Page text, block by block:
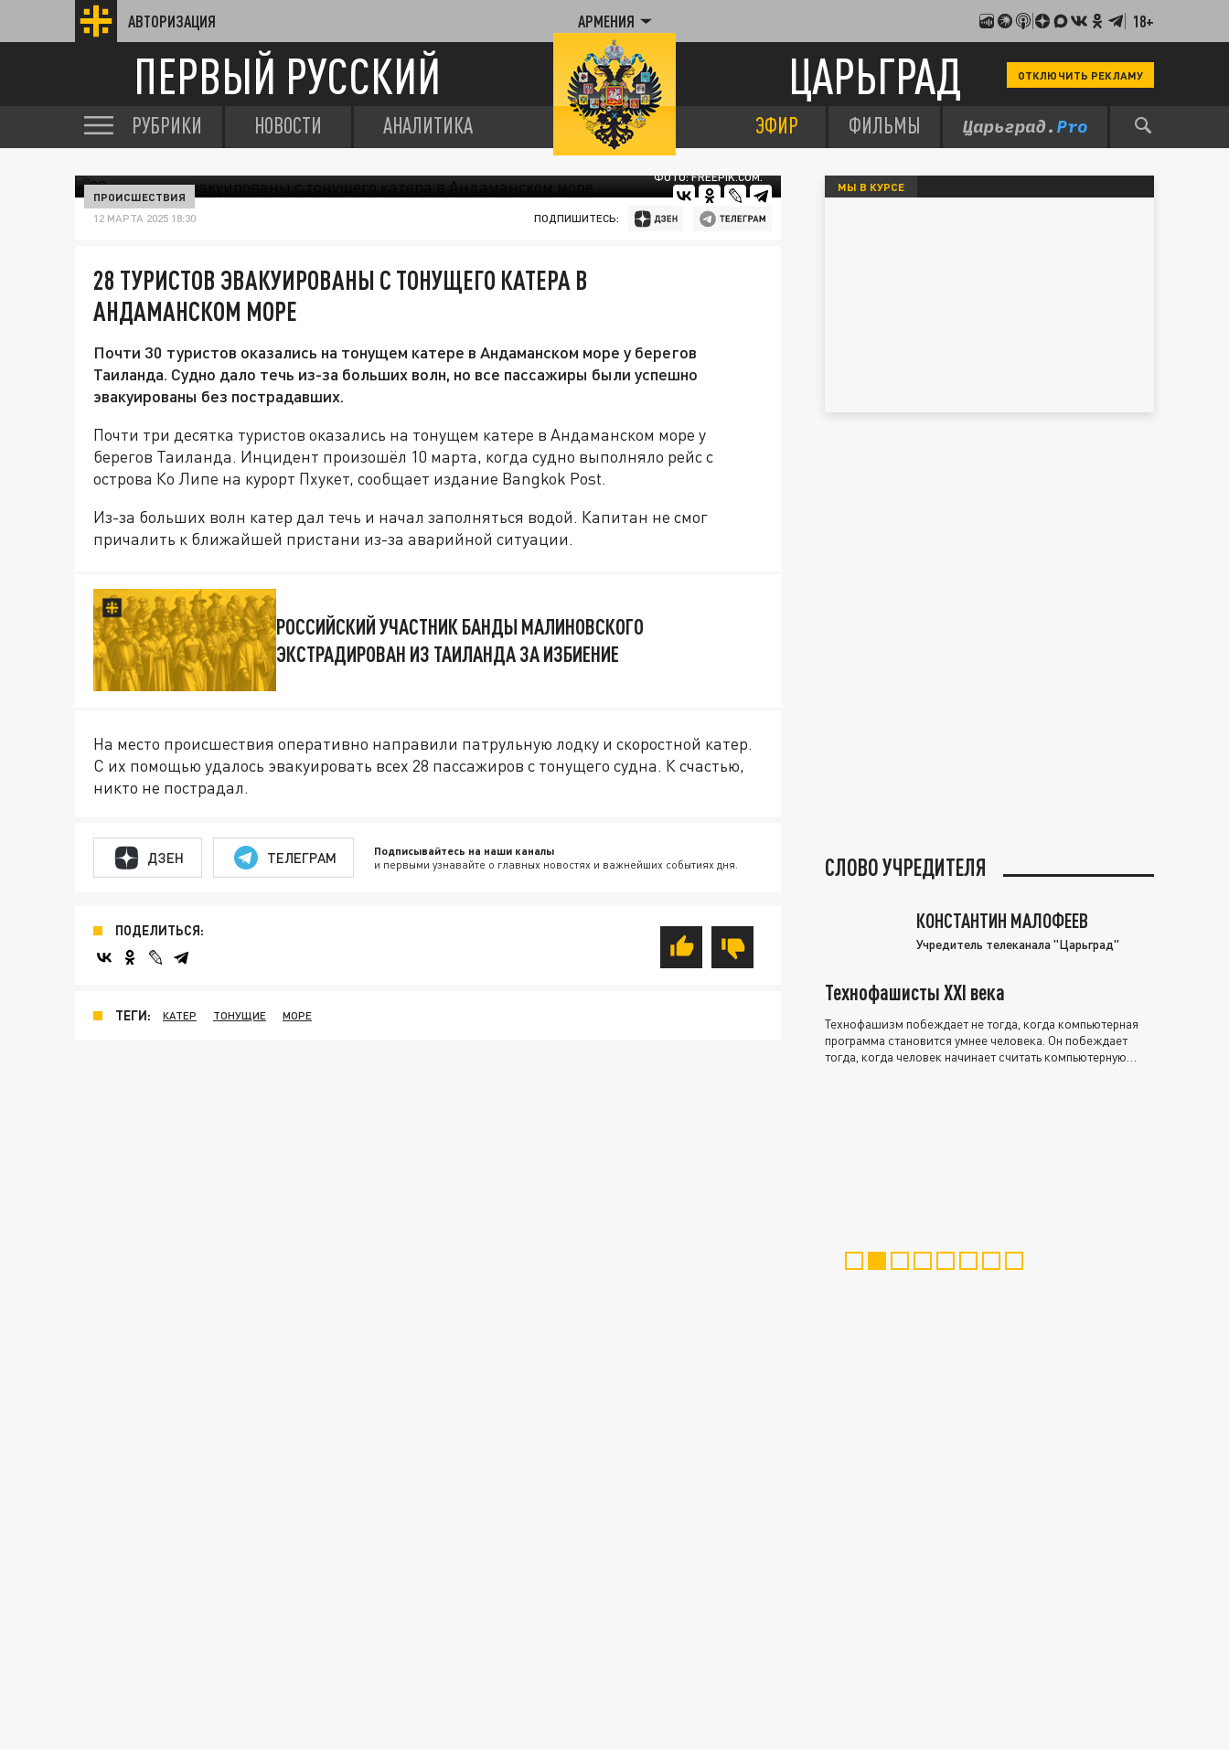
АВТОРИЗАЦИЯ АРМЕНИЯ 18+
ПЕРВЫЙ РУССКИЙ ЦАРЬГРАД ОТКЛЮЧИТЬ РЕКЛАМУ
РУБРИКИ НОВОСТИ АНАЛИТИКА ЭФИР ФИЛЬМЫ
ФОТО: FREEPIK.COM.
ПРОИСШЕСТВИЯ
12 МАРТА 2025 18:30 ПОДПИШИТЕСЬ:
28 ТУРИСТОВ ЭВАКУИРОВАНЫ С ТОНУЩЕГО КАТЕРА В
АНДАМАНСКОМ МОРЕ
Почти 30 туристов оказались на тонущем катере в Андаманском море у берегов
Таиланда. Судно дало течь из-за больших волн, но все пассажиры были успешно
эвакуированы без пострадавших.
Почти три десятка туристов оказались на тонущем катере в Андаманском море у
берегов Таиланда. Инцидент произошёл 10 марта, когда судно выполняло рейс с
острова Ко Липе на курорт Пхукет, сообщает издание Bangkok Post.
Из-за больших волн катер дал течь и начал заполняться водой. Капитан не смог
причалить к ближайшей пристани из-за аварийной ситуации.
РОССИЙСКИЙ УЧАСТНИК БАНДЫ МАЛИНОВСКОГО
ЭКСТРАДИРОВАН ИЗ ТАИЛАНДА ЗА ИЗБИЕНИЕ
На место происшествия оперативно направили патрульную лодку и скоростной катер.
С их помощью удалось эвакуировать всех 28 пассажиров с тонущего судна. К счастью,
никто не пострадал.
ДЗЕН ТЕЛЕГРАМ Подписывайтесь на наши каналы
и первыми узнавайте о главных новостях и важнейших событиях дня.
ПОДЕЛИТЬСЯ:
ТЕГИ: КАТЕР ТОНУЩИЕ МОРЕ
МЫ В КУРСЕ
СЛОВО УЧРЕДИТЕЛЯ
КОНСТАНТИН МАЛОФЕЕВ
Учредитель телеканала "Царьград"
Технофашисты XXI века
Технофашизм побеждает не тогда, когда компьютерная
программа становится умнее человека. Он побеждает
тогда, когда человек начинает считать компьютерную